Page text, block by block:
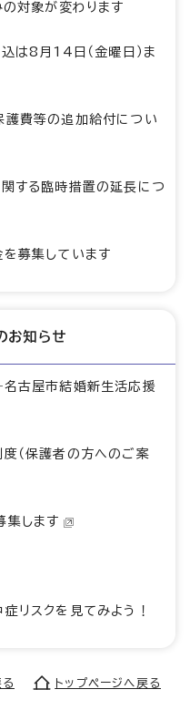
対象が変わります
は8月14日（金曜日）ま
護費等の追加給付につい
する臨時措置の延長につ
募集しています
お知らせ
古屋市結婚新生活応援
（保護者の方へのご案
集します
リスクを見てみよう！
トップページへ戻る